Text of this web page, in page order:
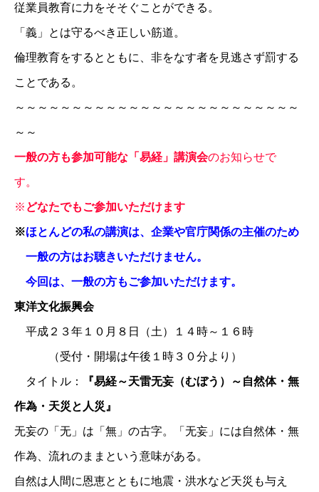
従業員教育に力をそそぐことができる。
「義」とは守るべき正しい筋道。
倫理教育をするとともに、非をなす者を見逃さず罰する
ことである。
～～～～～～～～～～～～～～～～～～～～～～～～～
～～
一般の方も参加可能な「易経」講演会のお知らせで
す。
※ どなたでもご参加いただけます
※ほとんどの私の講演は、企業や官庁関係の主催のため
一般の方はお聴きいただけません。
今回は、一般の方もご参加いただけます。
東洋文化振興会
平成２３年１０月８日（土）１４時～１６時
（受付・開場は午後１時３０分より）
タイトル： 『易経～天雷无妄（むぼう）～自然体・無
作為・天災と人災』
无妄の「无」は「無」の古字。「无妄」には自然体・無
作為、流れのままという意味がある。
自然は人間に恩恵とともに地震・洪水など天災も与え